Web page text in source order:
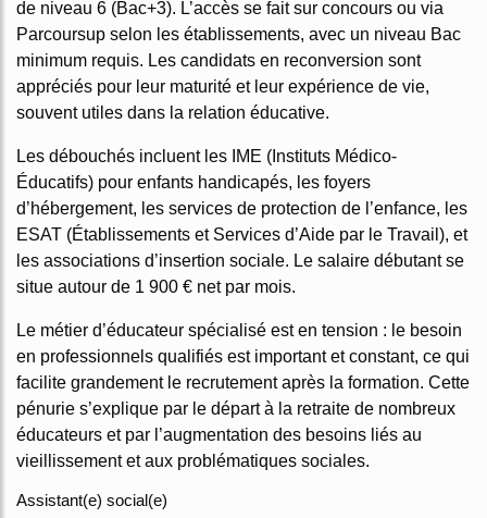
de niveau 6 (Bac+3). L’accès se fait sur concours ou via
Parcoursup selon les établissements, avec un niveau Bac
minimum requis. Les candidats en reconversion sont
appréciés pour leur maturité et leur expérience de vie,
souvent utiles dans la relation éducative.
Les débouchés incluent les IME (Instituts Médico-
Éducatifs) pour enfants handicapés, les foyers
d’hébergement, les services de protection de l’enfance, les
ESAT (Établissements et Services d’Aide par le Travail), et
les associations d’insertion sociale. Le salaire débutant se
situe autour de 1 900 € net par mois.
Le métier d’éducateur spécialisé est en tension : le besoin
en professionnels qualifiés est important et constant, ce qui
facilite grandement le recrutement après la formation. Cette
pénurie s’explique par le départ à la retraite de nombreux
éducateurs et par l’augmentation des besoins liés au
vieillissement et aux problématiques sociales.
Assistant(e) social(e)